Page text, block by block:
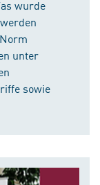
wurde
unter
sowie